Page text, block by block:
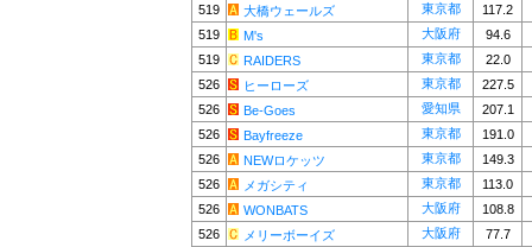
519
大橋ウェールズ 東京都
117.2
519
M's 大阪府
94.6
519
RAIDERS 東京都
22.0
526
ヒーローズ 東京都
227.5
526
Be-Goes 愛知県
207.1
526
Bayfreeze 東京都
191.0
526
NEWロケッツ 東京都
149.3
526
メガシティ 東京都
113.0
526
WONBATS 大阪府
108.8
526
メリーボーイズ 大阪府
77.7